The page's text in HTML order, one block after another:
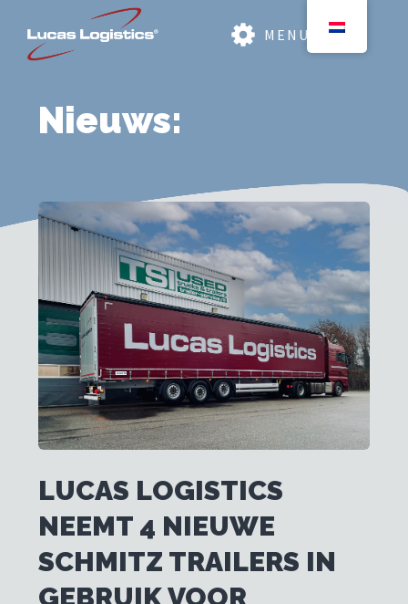
MENU
Nieuws:
LUCAS LOGISTICS
NEEMT 4 NIEUWE
SCHMITZ TRAILERS IN
GEBRUIK VOOR